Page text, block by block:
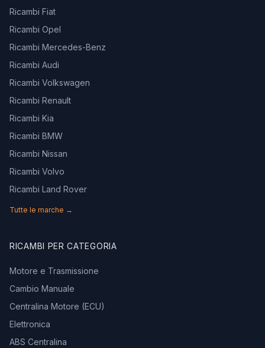
Ricambi Fiat
Ricambi Opel
Ricambi Mercedes-Benz
Ricambi Audi
Ricambi Volkswagen
Ricambi Renault
Ricambi Kia
Ricambi BMW
Ricambi Nissan
Ricambi Volvo
Ricambi Land Rover
Tutte le marche →
RICAMBI PER CATEGORIA
Motore e Trasmissione
Cambio Manuale
Centralina Motore (ECU)
Elettronica
ABS Centralina